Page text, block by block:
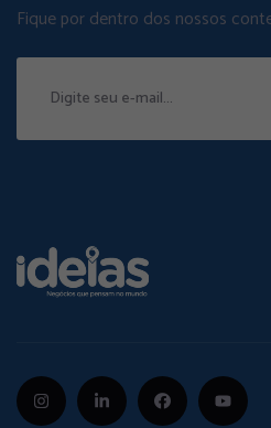
Fique por dentro dos nossos